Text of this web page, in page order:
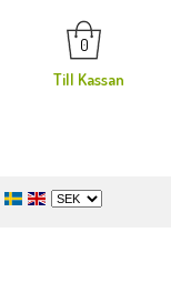
0
Till Kassan